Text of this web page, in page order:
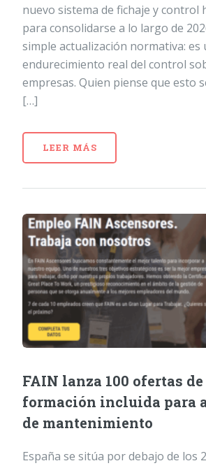
nuevo sistema de fichaje y
para consolidarse a lo largo de
simple actualización normativa: es
endurecimiento real del control
empresas. Quien piense que esto
[…]
LEER MÁS
FAIN lanza 100 ofertas
formación incluida para
de mantenimiento
España se sitúa por debajo de los